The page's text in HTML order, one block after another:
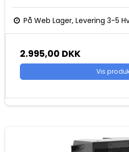
På Web Lager, Levering 3-5
2.995,00 DKK
Vis